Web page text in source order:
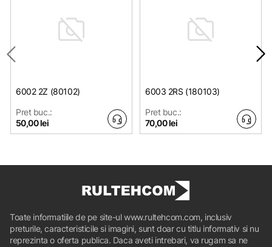
6002 2Z (80102)
Pret buc.:
50,00 lei
6003 2RS (180103)
Pret buc.:
70,00 lei
Toate informatiile de pe site-ul www.rultehcom.com, inclusiv
preturile, caracteristicile si imagini, sunt doar cu titlu informativ si nu
reprezinta o oferta publica. Daca aveti intrebari, va rugam sa ne